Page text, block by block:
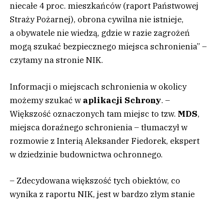
niecałe 4 proc. mieszkańców (raport Państwowej
Straży Pożarnej), obrona cywilna nie istnieje,
a obywatele nie wiedzą, gdzie w razie zagrożeń
mogą szukać bezpiecznego miejsca schronienia” –
czytamy na stronie NIK.
Informacji o miejscach schronienia w okolicy
możemy szukać w aplikacji Schrony. –
Większość oznaczonych tam miejsc to tzw. MDS,
miejsca doraźnego schronienia – tłumaczył w
rozmowie z Interią Aleksander Fiedorek, ekspert
w dziedzinie budownictwa ochronnego.
– Zdecydowana większość tych obiektów, co
wynika z raportu NIK, jest w bardzo złym stanie